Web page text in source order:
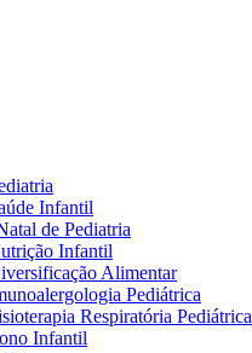
Infantil
de Pediatria
Infantil
Alimentar
Pediátrica
Respiratória Pediátrica
Infantil